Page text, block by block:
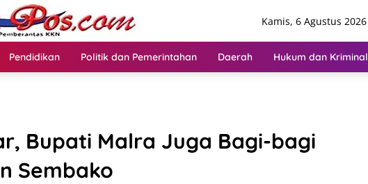
Kamis, 6 Agustus 2026
Pendidikan Politik dan Pemerintahan Daerah Hukum dan Kriminal
Bupati Malra Juga Bagi-bagi
Sembako